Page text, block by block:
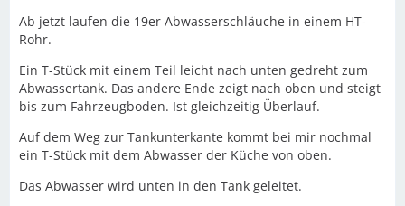
Ab jetzt laufen die 19er Abwasserschläuche in einem HT-
Rohr.
Ein T-Stück mit einem Teil leicht nach unten gedreht zum
Abwassertank. Das andere Ende zeigt nach oben und steigt
bis zum Fahrzeugboden. Ist gleichzeitig Überlauf.
Auf dem Weg zur Tankunterkante kommt bei mir nochmal
ein T-Stück mit dem Abwasser der Küche von oben.
Das Abwasser wird unten in den Tank geleitet.